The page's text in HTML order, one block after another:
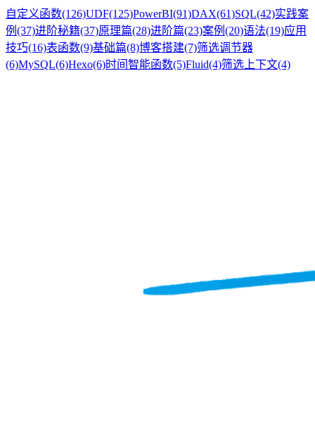
自定义函数(126)UDF(125)PowerBI(91)DAX(61)SQL(42)实践案
例 (37)进阶秘籍(37)原理篇(28)进阶篇(23)案例 (20)语法(19)应用
技巧(16)表函数(9)基础篇(8)博客搭建(7)筛选调节器
(6)MySQL(6)Hexo(6)时间智能函数(5)Fluid(4)筛选上下文(4)